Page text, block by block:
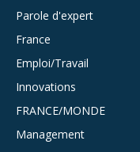
Parole d'expert
France
Emploi/Travail
Innovations
FRANCE/MONDE
Management